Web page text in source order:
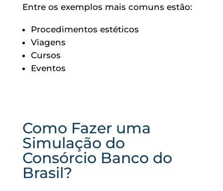
Entre os exemplos mais comuns estão:
Procedimentos estéticos
Viagens
Cursos
Eventos
Como Fazer uma
Simulação do
Consórcio Banco do
Brasil?